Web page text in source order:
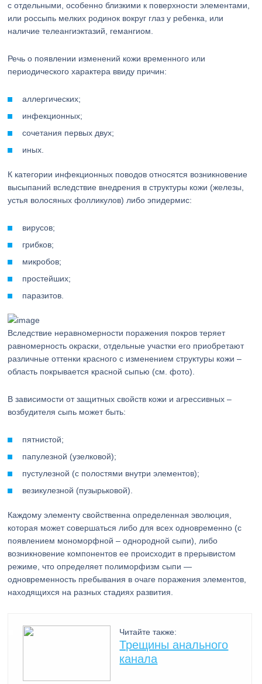
с отдельными, особенно близкими к поверхности элементами,
или россыпь мелких родинок вокруг глаз у ребенка, или
наличие телеангиэктазий, гемангиом.
Речь о появлении изменений кожи временного или
периодического характера ввиду причин:
аллергических;
инфекционных;
сочетания первых двух;
иных.
К категории инфекционных поводов относятся возникновение
высыпаний вследствие внедрения в структуры кожи (железы,
устья волосяных фолликулов) либо эпидермис:
вирусов;
грибков;
микробов;
простейших;
паразитов.
Вследствие неравномерности поражения покров теряет
равномерность окраски, отдельные участки его приобретают
различные оттенки красного с изменением структуры кожи –
область покрывается красной сыпью (см. фото).
В зависимости от защитных свойств кожи и агрессивных –
возбудителя сыпь может быть:
пятнистой;
папулезной (узелковой);
пустулезной (с полостями внутри элементов);
везикулезной (пузырьковой).
Каждому элементу свойственна определенная эволюция,
которая может совершаться либо для всех одновременно (с
появлением мономорфной – однородной сыпи), либо
возникновение компонентов ее происходит в прерывистом
режиме, что определяет полиморфизм сыпи —
одновременность пребывания в очаге поражения элементов,
находящихся на разных стадиях развития.
Читайте также:
Трещины анального
канала